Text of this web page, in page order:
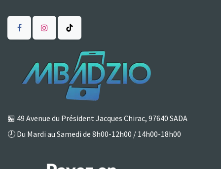
🏪 49 Avenue du Président Jacques Chirac, 97640 SADA
🕗 Du Mardi au Samedi de 8h00-12h00 / 14h00-18h00